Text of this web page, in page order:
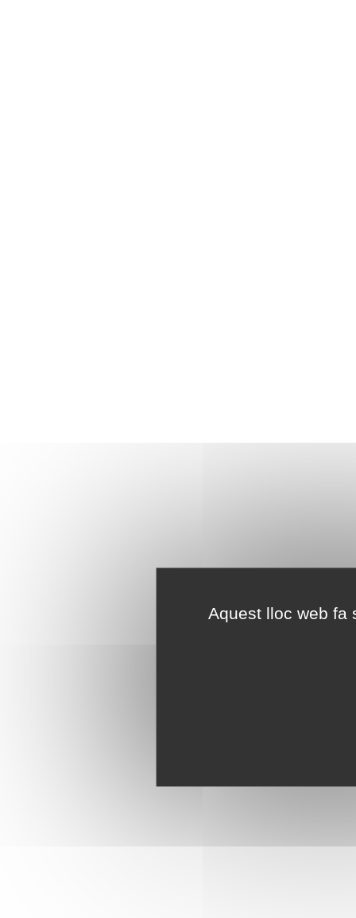
Aquest lloc web fa